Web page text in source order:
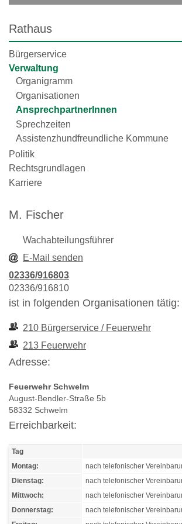
Rathaus
Bürgerservice
Verwaltung
Organigramm
Organisationen
AnsprechpartnerInnen
Sprechzeiten
Assistenzhundfreundliche Kommune
Politik
Rechtsgrundlagen
Karriere
M. Fischer
Wachabteilungsführer
E-Mail senden
02336/916803
02336/916810
ist in folgenden Organisationen tätig:
210 Bürgerservice / Feuerwehr
213 Feuerwehr
Adresse:
Feuerwehr Schwelm
August-Bendler-Straße 5b
58332 Schwelm
Erreichbarkeit:
Tag
Montag: nach telefonischer
Dienstag: nach telefonischer
Mittwoch: nach telefonischer
Donnerstag: nach telefonischer